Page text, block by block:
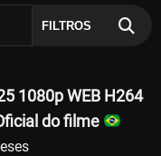
FILTROS
1080p WEB H264
do filme